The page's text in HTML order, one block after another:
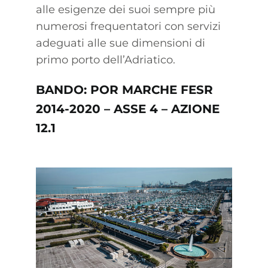
alle esigenze dei suoi sempre più
numerosi frequentatori con servizi
adeguati alle sue dimensioni di
primo porto dell’Adriatico.
BANDO: POR MARCHE FESR
2014-2020 – ASSE 4 – AZIONE
12.1